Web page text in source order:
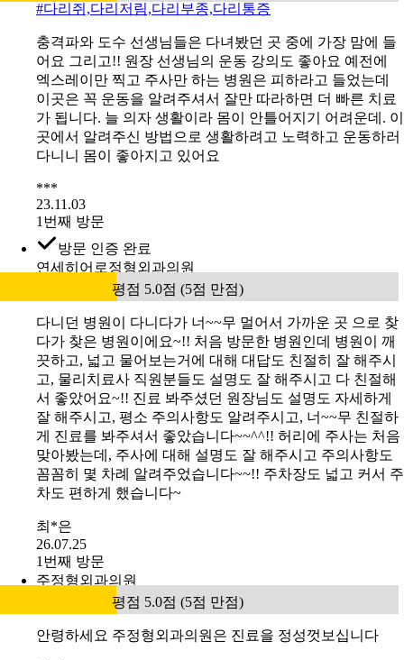
#다리쥐,다리저림,다리부종,다리통증
충격파와 도수 선생님들은 다녀봤던 곳 중에 가장 맘에 들
어요 그리고!! 원장 선생님의 운동 강의도 좋아요 예전에
엑스레이만 찍고 주사만 하는 병원은 피하라고 들었는데
이곳은 꼭 운동을 알려주셔서 잘만 따라하면 더 빠른 치료
가 됩니다. 늘 의자 생활이라 몸이 안틀어지기 어려운데. 이
곳에서 알려주신 방법으로 생활하려고 노력하고 운동하러
다니니 몸이 좋아지고 있어요
***
23.11.03
1번째 방문
방문 인증 완료
연세히어로정형외과의원
평점 5.0점 (5점 만점)
다니던 병원이 다니다가 너~~무 멀어서 가까운 곳 으로 찾
다가 찾은 병원이에요~!! 처음 방문한 병원인데 병원이 깨
끗하고, 넓고 물어보는거에 대해 대답도 친절히 잘 해주시
고, 물리치료사 직원분들도 설명도 잘 해주시고 다 친절해
서 좋았어요~!! 진료 봐주셨던 원장님도 설명도 자세하게
잘 해주시고, 평소 주의사항도 알려주시고, 너~~무 친절하
게 진료를 봐주셔서 좋았습니다~~^^!! 허리에 주사는 처음
맞아봤는데, 주사에 대해 설명도 잘 해주시고 주의사항도
꼼꼼히 몇 차례 알려주었습니다~~!! 주차장도 넓고 커서 주
차도 편하게 했습니다~
최*은
26.07.25
1번째 방문
주정형외과의원
평점 5.0점 (5점 만점)
안령하세요 주정형외과의원은 진료을 정성껏보십니다